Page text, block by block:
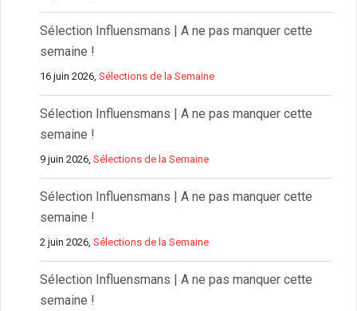
Sélection Influensmans | A ne pas manquer cette
semaine !
16 juin 2026,Sélections de la Semaine
Sélection Influensmans | A ne pas manquer cette
semaine !
9 juin 2026,Sélections de la Semaine
Sélection Influensmans | A ne pas manquer cette
semaine !
2 juin 2026,Sélections de la Semaine
Sélection Influensmans | A ne pas manquer cette
semaine !